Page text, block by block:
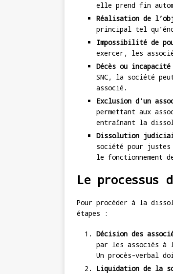
elle prend fin
Réalisation de
principal tel
Impossibilité de
exercer, les
Décès ou
SNC, la société
associé.
Exclusion d’un
permettant aux
entraînant la
Dissolution
société pour justes
le fonctionnement
Le processus
Pour procéder à la
étapes :
Décision des
par les associés à
Un procès-verbal
Liquidation de la